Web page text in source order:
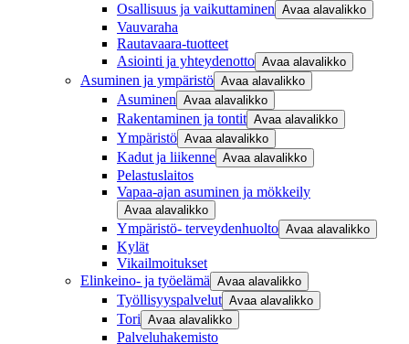
Osallisuus ja vaikuttaminen Avaa alavalikko
Vauvaraha
Rautavaara-tuotteet
Asiointi ja yhteydenotto Avaa alavalikko
Asuminen ja ympäristö Avaa alavalikko
Asuminen Avaa alavalikko
Rakentaminen ja tontit Avaa alavalikko
Ympäristö Avaa alavalikko
Kadut ja liikenne Avaa alavalikko
Pelastuslaitos
Vapaa-ajan asuminen ja mökkeily
Avaa alavalikko
Ympäristö- terveydenhuolto Avaa alavalikko
Kylät
Vikailmoitukset
Elinkeino- ja työelämä Avaa alavalikko
Työllisyyspalvelut Avaa alavalikko
Tori Avaa alavalikko
Palveluhakemisto